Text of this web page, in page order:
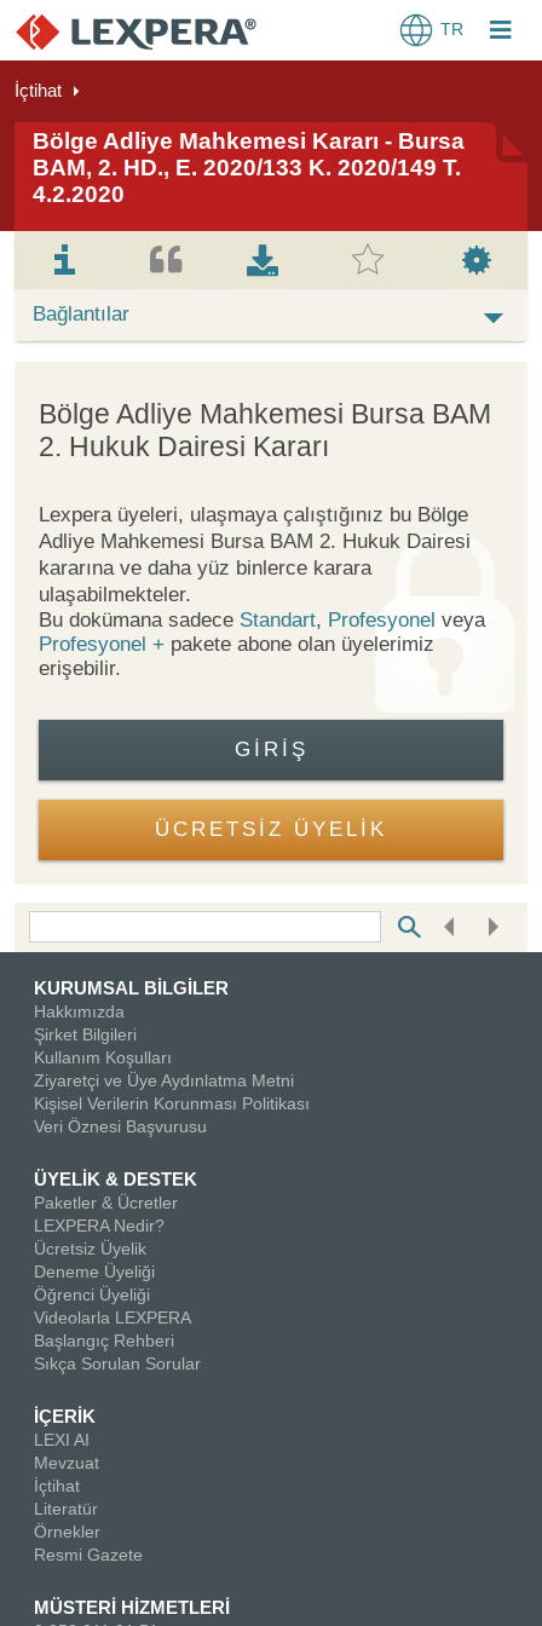
TR
İçtihat
Bölge Adliye Mahkemesi Kararı - Bursa
BAM, 2. HD., E. 2020/133 K. 2020/149 T.
4.2.2020
Bağlantılar
Bölge Adliye Mahkemesi Bursa BAM
2. Hukuk Dairesi Kararı
Lexpera üyeleri, ulaşmaya çalıştığınız bu Bölge
Adliye Mahkemesi Bursa BAM 2. Hukuk Dairesi
kararına ve daha yüz binlerce karara
ulaşabilmekteler.
Bu dokümana sadece Standart, Profesyonel veya
Profesyonel + pakete abone olan üyelerimiz
erişebilir.
GIRIŞ
ÜCRETSİZ ÜYELİK
KURUMSAL BİLGİLER
Hakkımızda
Şirket Bilgileri
Kullanım Koşulları
Ziyaretçi ve Üye Aydınlatma Metni
Kişisel Verilerin Korunması Politikası
Veri Öznesi Başvurusu
ÜYELİK & DESTEK
Paketler & Ücretler
LEXPERA Nedir?
Ücretsiz Üyelik
Deneme Üyeliği
Öğrenci Üyeliği
Videolarla LEXPERA
Başlangıç Rehberi
Sıkça Sorulan Sorular
İÇERİK
LEXI AI
Mevzuat
İçtihat
Literatür
Örnekler
Resmi Gazete
MÜSTERİ HİZMETLERİ